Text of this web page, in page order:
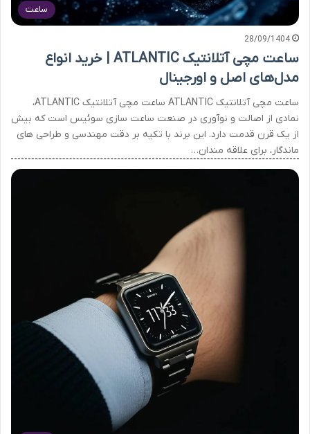
ساعت
28/09/1404
ساعت مچی آتلانتیک ATLANTIC | خرید انواع
مدل‌های اصل و اورجینال
ساعت مچی آتلانتیک ATLANTIC ساعت مچی آتلانتیک ATLANTIC،
نمادی از اصالت و نوآوری در صنعت ساعت سازی سوئیس است که بیش
از یک قرن قدمت دارد. این برند با تکیه بر دقت مهندسی و طراحی های
ماندگار، برای علاقه مندان…